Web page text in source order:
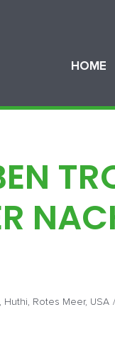
HOME
, Huthi, Rotes Meer, USA /